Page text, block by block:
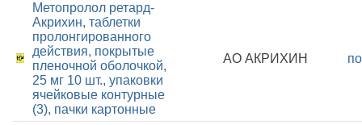
Метопролол ретард-
Акрихин, таблетки
пролонгированного
действия, покрытые
пленочной оболочкой,
25 мг 10 шт., упаковки
ячейковые контурные
(3), пачки картонные
АО АКРИХИН